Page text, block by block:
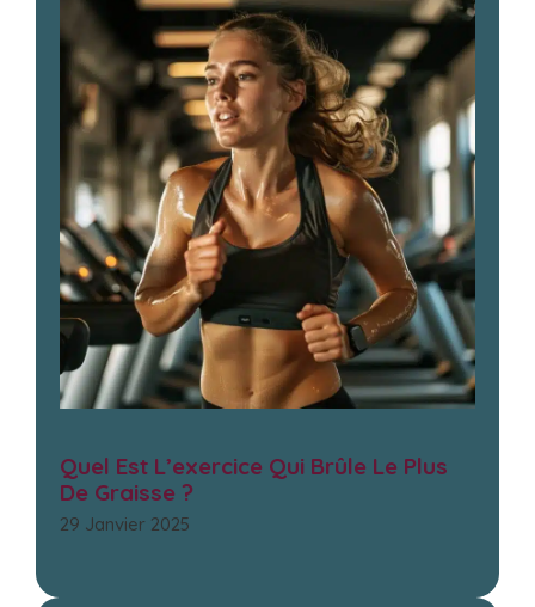
Quel Est L’exercice Qui Brûle Le Plus
De Graisse ?
29 Janvier 2025